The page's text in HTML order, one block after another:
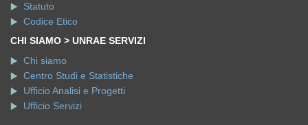
Statuto
Codice Etico
CHI SIAMO > UNRAE SERVIZI
Chi siamo
Centro Studi e Statistiche
Ufficio Analisi e Progetti
Ufficio Servizi